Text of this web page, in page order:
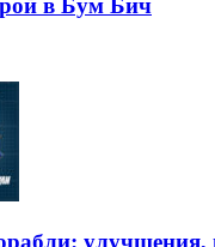
улучшения,